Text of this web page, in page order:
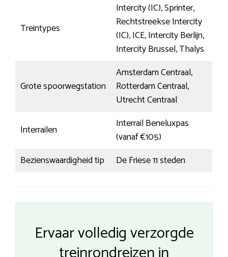
Treintypes
Intercity (IC), Sprinter,
Rechtstreekse Intercity
(IC), ICE, Intercity Berlijn,
Intercity Brussel, Thalys
Grote spoorwegstation
Amsterdam Centraal,
Rotterdam Centraal,
Utrecht Centraal
Interrailen
Interrail Beneluxpas
(vanaf €105)
Bezienswaardigheid tip
De Friese 11 steden
Ervaar volledig verzorgde